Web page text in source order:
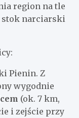
region na tle
stok narciarski
Pienin. Z
wygodnie
(ok. 7 km,
i zejście przy